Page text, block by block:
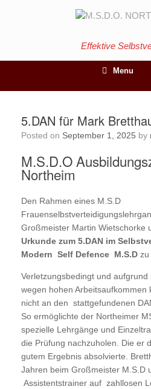
Effektive
Menu
5.DAN für Mark
Posted on September 1, 2025 by
M.S.D.O
Northeim
Den Rahmen eines M.S.D
Großmeister Martin Wietschorke
Urkunde zum 5.DAN im
Modern Self Defence M.S.D zu
Verletzungsbedingt und
wegen hohen Arbeitsaufkommen
nicht an den stattgefundenen
So ermöglichte der Northeimer
spezielle Lehrgänge und
die Prüfung nachzuholen. Die er
gutem Ergebnis absolvierte.
Jahren beim Großmeister M.S.D
Assistentstrainer auf zahllosen